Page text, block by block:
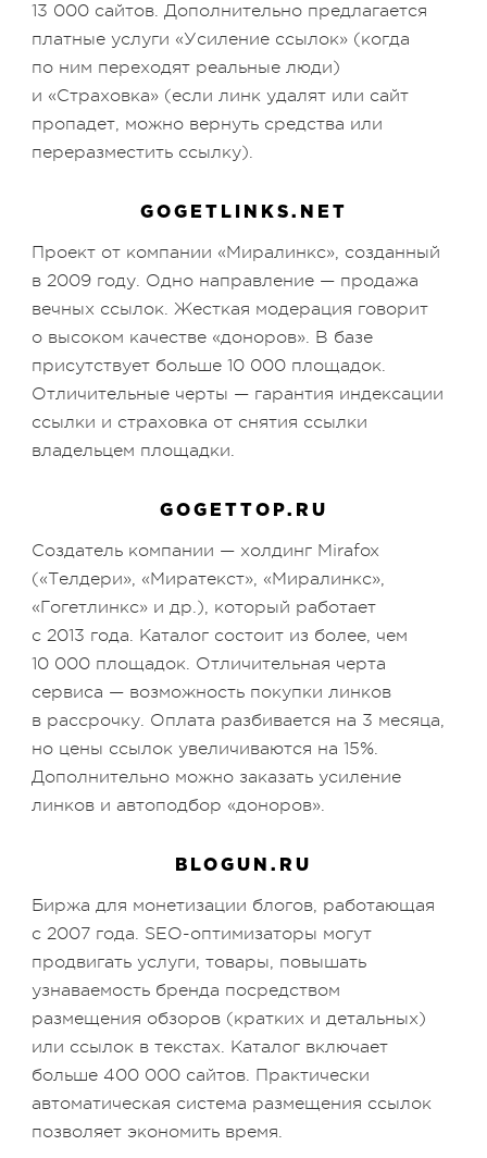
13 000 сайтов. Дополнительно предлагается
платные услуги «Усиление ссылок» (когда
по ним переходят реальные люди)
и «Страховка» (если линк удалят или сайт
пропадет, можно вернуть средства или
переразместить ссылку).
GOGETLINKS.NET
Проект от компании «Миралинкс», созданный
в 2009 году. Одно направление — продажа
вечных ссылок. Жесткая модерация говорит
о высоком качестве «доноров». В базе
присутствует больше 10 000 площадок.
Отличительные черты — гарантия индексации
ссылки и страховка от снятия ссылки
владельцем площадки.
GOGETTOP.RU
Создатель компании — холдинг Mirafox
(«Телдери», «Миратекст», «Миралинкс»,
«Гогетлинкс» и др.), который работает
с 2013 года. Каталог состоит из более, чем
10 000 площадок. Отличительная черта
сервиса — возможность покупки линков
в рассрочку. Оплата разбивается на 3 месяца,
но цены ссылок увеличиваются на 15%.
Дополнительно можно заказать усиление
линков и автоподбор «доноров».
BLOGUN.RU
Биржа для монетизации блогов, работающая
с 2007 года. SEO-оптимизаторы могут
продвигать услуги, товары, повышать
узнаваемость бренда посредством
размещения обзоров (кратких и детальных)
или ссылок в текстах. Каталог включает
больше 400 000 сайтов. Практически
автоматическая система размещения ссылок
позволяет экономить время.